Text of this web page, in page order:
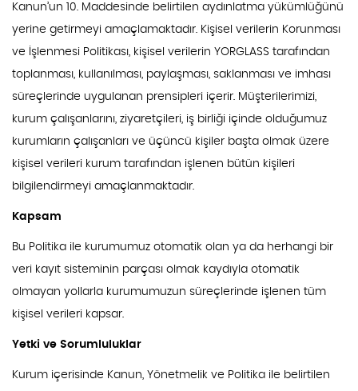
Kanun’un 10. Maddesinde belirtilen aydınlatma yükümlüğünü
yerine getirmeyi amaçlamaktadır. Kişisel verilerin Korunması
ve İşlenmesi Politikası, kişisel verilerin YORGLASS tarafından
toplanması, kullanılması, paylaşması, saklanması ve imhası
süreçlerinde uygulanan prensipleri içerir. Müşterilerimizi,
kurum çalışanlarını, ziyaretçileri, iş birliği içinde olduğumuz
kurumların çalışanları ve üçüncü kişiler başta olmak üzere
kişisel verileri kurum tarafından işlenen bütün kişileri
bilgilendirmeyi amaçlanmaktadır.
Kapsam
Bu Politika ile kurumumuz otomatik olan ya da herhangi bir
veri kayıt sisteminin parçası olmak kaydıyla otomatik
olmayan yollarla kurumumuzun süreçlerinde işlenen tüm
kişisel verileri kapsar.
Yetki ve Sorumluluklar
Kurum içerisinde Kanun, Yönetmelik ve Politika ile belirtilen